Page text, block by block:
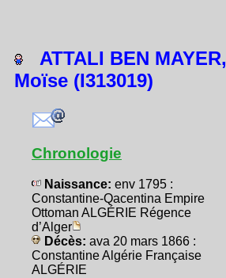
ATTALI BEN MAYER,
Moïse (I313019)
Chronologie
Naissance: env 1795 :
Constantine-Qacentina Empire
Ottoman ALGÉRIE Régence
d’Alger
Décès: ava 20 mars 1866 :
Constantine Algérie Française
ALGÉRIE